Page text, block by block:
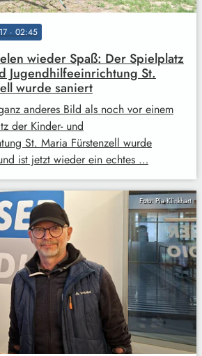
· 02:45
wieder Spaß: Der Spielplatz
Jugendhilfeeinrichtung St.
wurde saniert
anderes Bild als noch vor einem
der Kinder- und
St. Maria Fürstenzell wurde
ist jetzt wieder ein echtes …
Foto: Pia Klinkhart